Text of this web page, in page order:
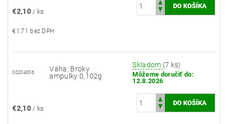
€2,10 / ks
€1,71 bez DPH
00204006
Váha: Broky
ampulky 0,102g
Skladom (7 ks)
Môžeme doručiť do:
12.8.2026
€2,10 / ks